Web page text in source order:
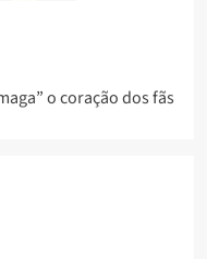
o coração dos fãs